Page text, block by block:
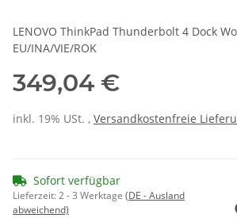
LENOVO ThinkPad Thunderbolt 4 Dock
EU/INA/VIE/ROK
349,04 €
inkl. 19% USt. , Versandkostenfreie
Sofort verfügbar
Lieferzeit:2 - 3 Werktage (DE - Ausland
abweichend)